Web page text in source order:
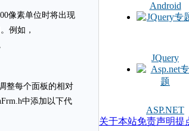
像素单位时将出现
例如，
整每个面板的相对
中添加以下代
Android
JQuery
ASP.NET
关于本站免责声明提